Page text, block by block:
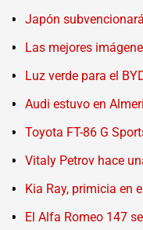
Japón
Las mejores
Luz verde para el
Audi estuvo en
Toyota FT-86 G
Vitaly Petrov hace
Kia Ray, primicia en
El Alfa Romeo 147